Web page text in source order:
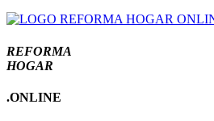
REFORMA
HOGAR
.ONLINE